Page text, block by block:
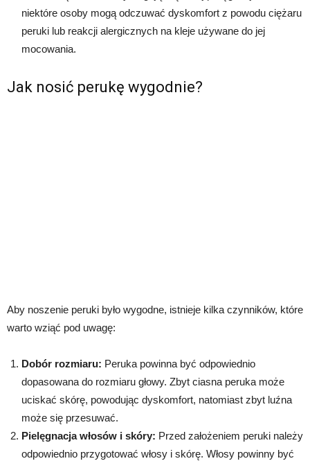
niektóre osoby mogą odczuwać dyskomfort z powodu ciężaru
peruki lub reakcji alergicznych na kleje używane do jej
mocowania.
Jak nosić perukę wygodnie?
Aby noszenie peruki było wygodne, istnieje kilka czynników, które
warto wziąć pod uwagę:
Dobór rozmiaru: Peruka powinna być odpowiednio
dopasowana do rozmiaru głowy. Zbyt ciasna peruka może
uciskać skórę, powodując dyskomfort, natomiast zbyt luźna
może się przesuwać.
Pielęgnacja włosów i skóry: Przed założeniem peruki należy
odpowiednio przygotować włosy i skórę. Włosy powinny być